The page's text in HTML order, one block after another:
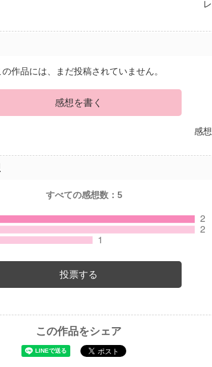
の作品には、まだ投稿されていません。
感想を書く
感
すべての感想数：5
投票する
この作品をシェア